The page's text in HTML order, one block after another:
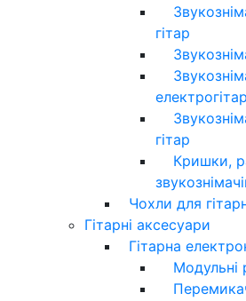
гітар
електрогітар
гітар
Кришки,
Чохли для
Гітарні аксесуари
Гітарна
Модульні